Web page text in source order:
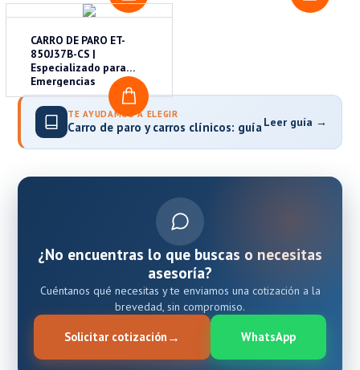
COTIZAR
CARRO DE PARO ET-
850J37B-CS |
Especializado para
Emergencias
TE AYUDAMOS A ELEGIR
Carro de paro y carros clínicos: guíaLeer guía →
¿No encuentras lo que buscas o necesitas
asesoría?
Cuéntanos qué necesitas y te enviamos una cotización a la
brevedad, sin compromiso.
Solicitar cotización WhatsApp